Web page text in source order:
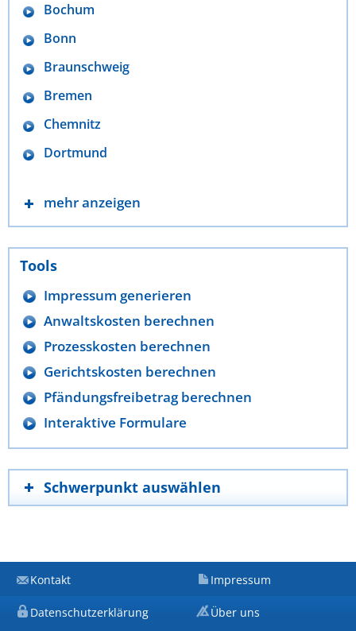
Bochum
Bonn
Braunschweig
Bremen
Chemnitz
Dortmund
mehr anzeigen
Tools
Impressum generieren
Anwaltskosten berechnen
Prozesskosten berechnen
Gerichtskosten berechnen
Pfändungsfreibetrag berechnen
Interaktive Formulare
Schwerpunkt auswählen
Kontakt Impressum
Datenschutzerklärung Über uns